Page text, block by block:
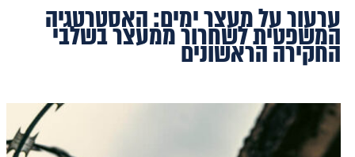
ערעור על מעצר ימים: האסטרטגיה
המשפטית לשחרור ממעצר בשלבי
החקירה הראשונים